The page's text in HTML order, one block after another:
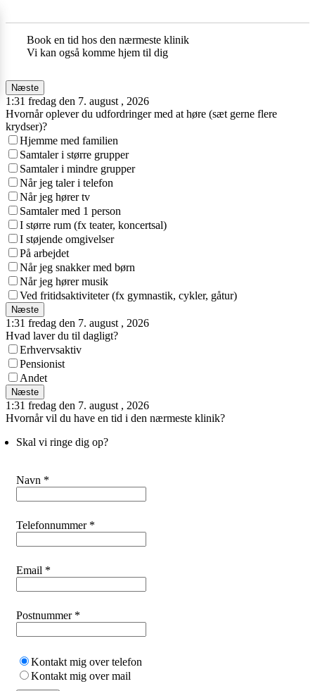
Book en tid hos den nærmeste klinik
Vi kan også komme hjem til dig
Næste
1:31 fredag den 7. august , 2026
Hvornår oplever du udfordringer med at høre (sæt gerne flere
krydser)?
Hjemme med familien
Samtaler i større grupper
Samtaler i mindre grupper
Når jeg taler i telefon
Når jeg hører tv
Samtaler med 1 person
I større rum (fx teater, koncertsal)
I støjende omgivelser
På arbejdet
Når jeg snakker med børn
Når jeg hører musik
Ved fritidsaktiviteter (fx gymnastik, cykler, gåtur)
Næste
1:31 fredag den 7. august , 2026
Hvad laver du til dagligt?
Erhvervsaktiv
Pensionist
Andet
Næste
1:31 fredag den 7. august , 2026
Hvornår vil du have en tid i den nærmeste klinik?
Skal vi ringe dig op?
Navn *
Telefonnummer *
Email *
Postnummer *
Kontakt mig over telefon
Kontakt mig over mail